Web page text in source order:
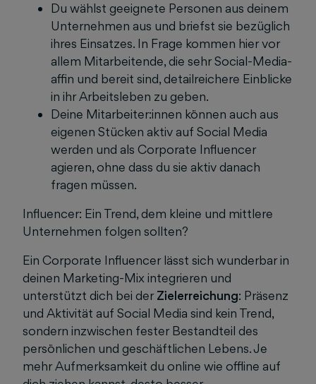
Du wählst geeignete Personen aus deinem
Unternehmen aus und briefst sie bezüglich
ihres Einsatzes. In Frage kommen hier vor
allem Mitarbeitende, die sehr Social-Media-
affin und bereit sind, detailreichere Einblicke
in ihr Arbeitsleben zu geben.
Deine Mitarbeiter:innen können auch aus
eigenen Stücken aktiv auf Social Media
werden und als Corporate Influencer
agieren, ohne dass du sie aktiv danach
fragen müssen.
Influencer: Ein Trend, dem kleine und mittlere
Unternehmen folgen sollten?
Ein Corporate Influencer lässt sich wunderbar in
deinen Marketing-Mix integrieren und
unterstützt dich bei derZielerreichung: Präsenz
und Aktivität auf Social Media sind kein Trend,
sondern inzwischen fester Bestandteil des
persönlichen und geschäftlichen Lebens. Je
mehr Aufmerksamkeit du online wie offline auf